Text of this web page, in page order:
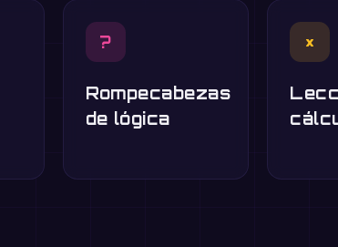
?
Rompecabezas
de lógica
×